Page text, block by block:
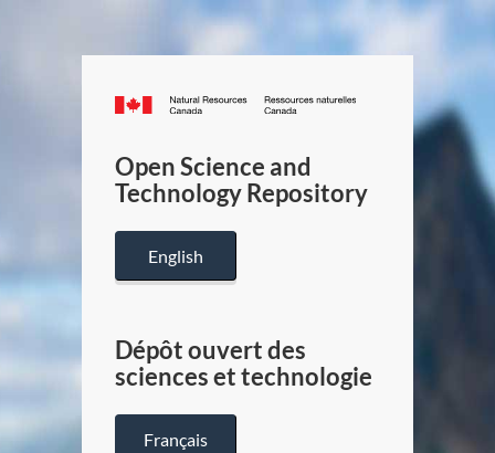
Canada.ca
/
Canada
Open Science and
Technology Repository
English
Dépôt ouvert des
sciences et technologie
Français